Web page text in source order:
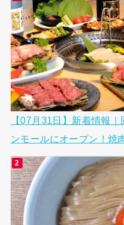
【07月31日】新着情報
ンモールにオープン！焼